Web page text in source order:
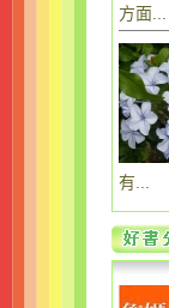
方面...
有...